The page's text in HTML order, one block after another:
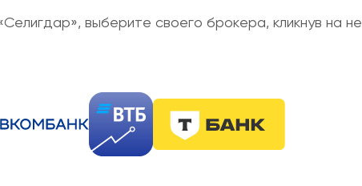
выберите своего брокера, кликнув на